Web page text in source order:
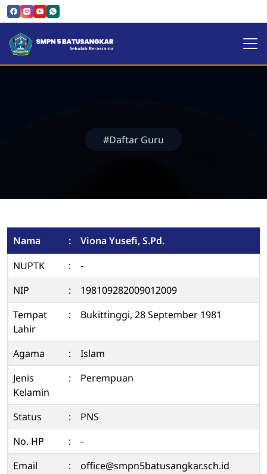
SMPN 5 Batusangkar |
#Daftar Guru
Nama :
Viona Yusefi, S.Pd.
NUPTK
:
-
NIP
:
198109282009012009
Tempat
Lahir
: Bukittinggi, 28 September 1981
Agama :
Islam
Jenis
Kelamin
: Perempuan
Status :
PNS
No. HP
:
-
Email
:
office@smpn5batusangkar.sch.id